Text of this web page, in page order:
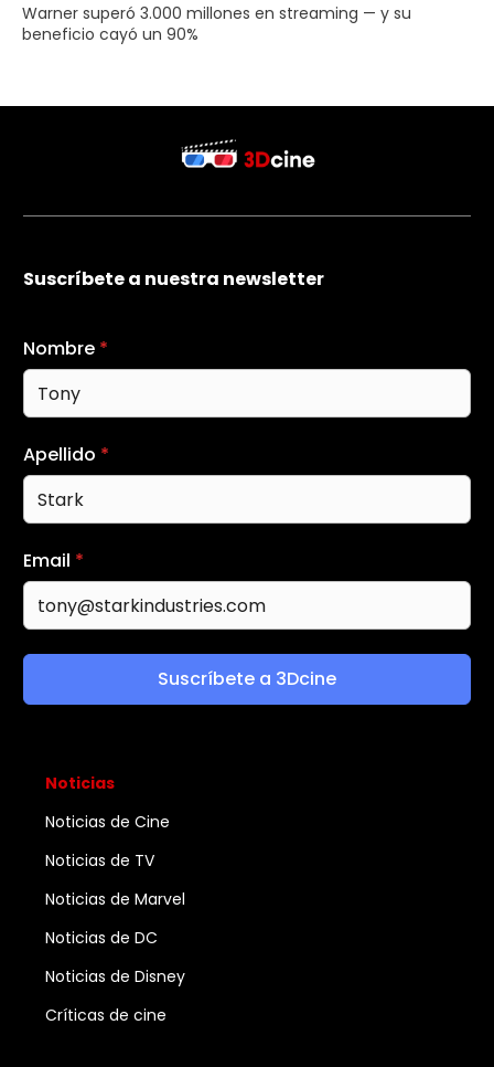
Warner superó 3.000 millones en streaming — y su
beneficio cayó un 90%
Suscríbete a nuestra newsletter
Nombre *
Apellido *
Email *
Suscríbete a 3Dcine
Noticias
Noticias de Cine
Noticias de TV
Noticias de Marvel
Noticias de DC
Noticias de Disney
Críticas de cine